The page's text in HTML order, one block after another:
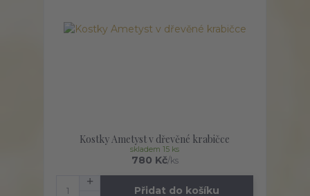
Kostky Ametyst v dřevěné krabičce
780 Kč/ks
skladem 15 ks
Přidat do košíku